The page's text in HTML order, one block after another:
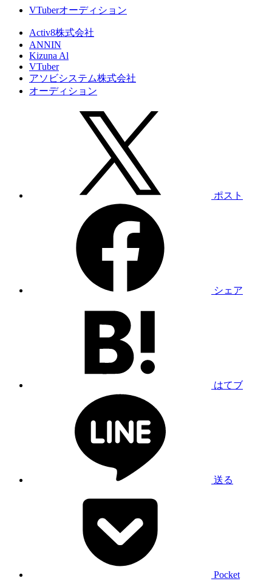
VTuberオーディション
Activ8株式会社
ANNIN
Kizuna Al
VTuber
アソビシステム株式会社
オーディション
ポスト
シェア
はてブ
送る
Pocket